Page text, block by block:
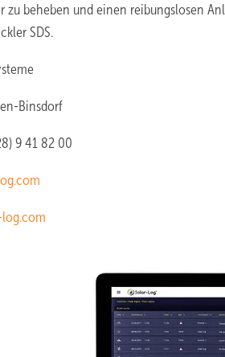
zu beheben und einen reibungslosen
SDS.
Binsdorf
9 41 82 00